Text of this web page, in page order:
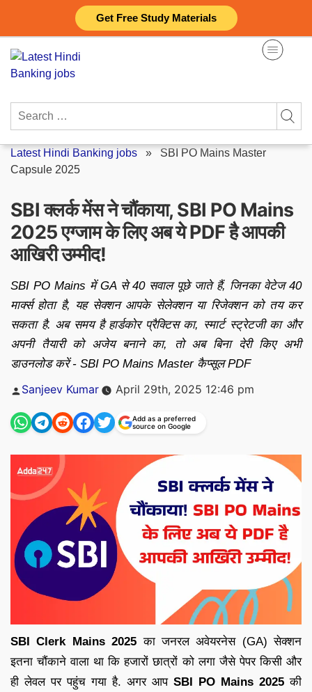
Get Free Study Materials
content
Search
Latest Hindi Banking jobs » SBI PO Mains Master
Capsule 2025
SBI क्लर्क मेंस ने चौंकाया, SBI PO Mains
2025 एग्जाम के लिए अब ये PDF है आपकी
आखिरी उम्मीद!
SBI PO Mains में GA से 40 सवाल पूछे जाते हैं, जिनका वेटेज 40
मार्क्स होता है, यह सेक्शन आपके सेलेक्शन या रिजेक्शन को तय कर
सकता है. अब समय है हार्डकोर प्रैक्टिस का, स्मार्ट स्ट्रेटजी का और
अपनी तैयारी को अजेय बनाने का, तो अब बिना देरी किए अभी
डाउनलोड करें - SBI PO Mains Master कैप्सूल PDF
Posted
Sanjeev Kumar April 29th, 2025 12:46 pm
Add as a preferred
source on Google
SBI Clerk Mains 2025 का जनरल अवेयरनेस (GA) सेक्शन
इतना चौंकाने वाला था कि हजारों छात्रों को लगा जैसे पेपर किसी और
ही लेवल पर पहुंच गया है. अगर आप SBI PO Mains 2025 की